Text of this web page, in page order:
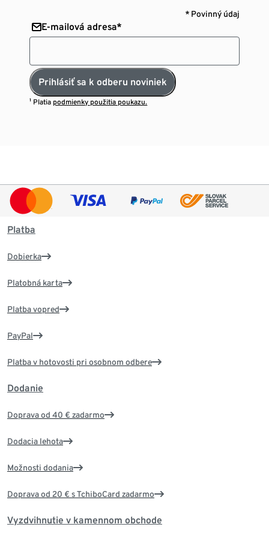
* Povinný údaj
E-mailová adresa*
Prihlásiť sa k odberu noviniek
¹ Platia podmienky použitia poukazu.
Platba
Dobierka
Platobná karta
Platba vopred
PayPal
Platba v hotovosti pri osobnom odbere
Dodanie
Doprava od 40 € zadarmo
Dodacia lehota
Možnosti dodania
Doprava od 20 € s TchiboCard zadarmo
Vyzdvihnutie v kamennom obchode